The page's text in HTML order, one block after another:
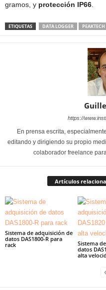
gramos, y protección IP66
ETIQUETAS DATA LOGGER PEAKTECH
https://
En prensa escrita,
editando y dirigiendo su propio
colaborador freelance
Artículos
Sistema de adquisición de
datos DAS1800-R para
rack
Sistema
datos
alta